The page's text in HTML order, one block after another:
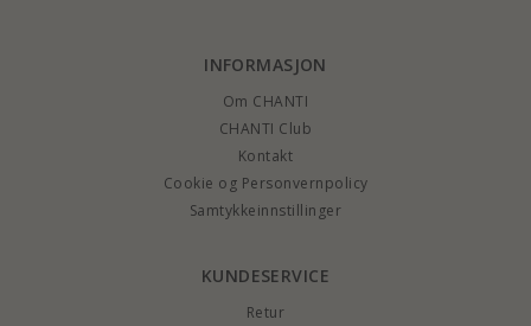
INFORMASJON
Om CHANTI
CHANTI Club
Kontakt
Cookie og Personvernpolicy
Samtykkeinnstillinger
KUNDESERVICE
Retur